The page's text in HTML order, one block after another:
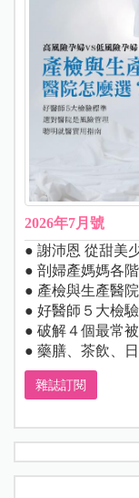
2026年7月號
● 謝沛恩 從甜美
● 剖婦產媽媽各
● 產檢與生產醫
● 好醫師５大檢
● 破解４個最常
● 藥膳、茶飲、
雜誌訂閱